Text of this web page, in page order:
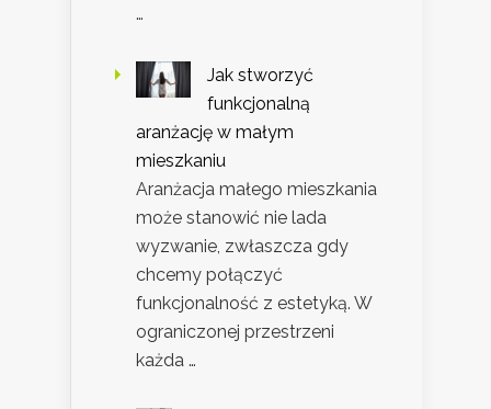
…
Jak stworzyć
funkcjonalną
aranżację w małym
mieszkaniu
Aranżacja małego mieszkania
może stanowić nie lada
wyzwanie, zwłaszcza gdy
chcemy połączyć
funkcjonalność z estetyką. W
ograniczonej przestrzeni
każda …